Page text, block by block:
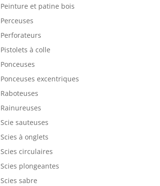
Peinture et patine bois
Perceuses
Perforateurs
Pistolets à colle
Ponceuses
Ponceuses excentriques
Raboteuses
Rainureuses
Scie sauteuses
Scies à onglets
Scies circulaires
Scies plongeantes
Scies sabre